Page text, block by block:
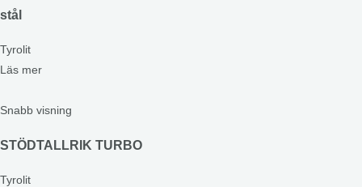
stål
Tyrolit
Läs mer
Snabb visning
STÖDTALLRIK TURBO
Tyrolit